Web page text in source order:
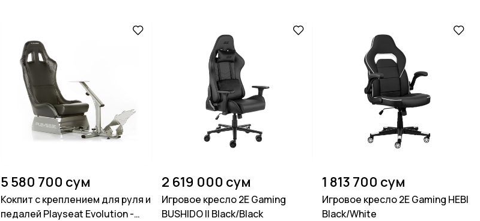
5 580 700 сум
Кокпит с креплением для руля и
педалей Playseat Evolution -
2 619 000 сум
Игровое кресло 2E Gaming
BUSHIDO II Black/Black
1 813 700 сум
Игровое кресло 2E Gaming HEBI
Black/White